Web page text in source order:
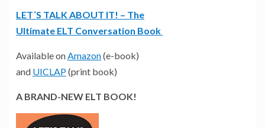
LET´S TALK ABOUT IT! – The
Ultimate ELT Conversation Book
Available on Amazon(e-book)
and UICLAP(print book)
A BRAND-NEW ELT BOOK!